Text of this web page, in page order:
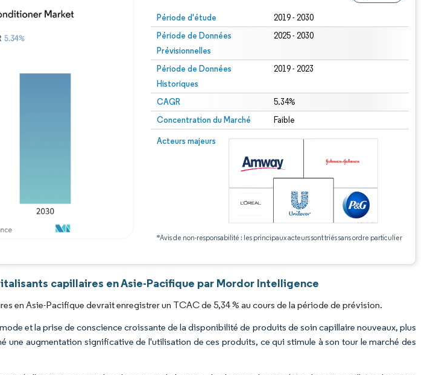
Période d'étude 2019 - 2030
Période de Données
Prévisionnelles
2025 - 2030
Période de Données
Historiques
2019 - 2023
CAGR 5.34%
Concentration du Marché Faible
Acteurs majeurs
*Avis de non-responsabilité : les principaux acteurs sont triés sans ordre particulier
capillaires en Asie-Pacifique par Mordor Intelligence
en Asie-Pacifique devrait enregistrer un TCAC de 5,34 % au cours de la période de prévision.
et la prise de conscience croissante de la disponibilité de produits de soin capillaire nouveaux, plus
une augmentation significative de l'utilisation de ces produits, ce qui stimule à son tour le marché des